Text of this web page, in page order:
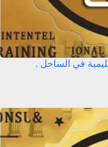
في الساحل .